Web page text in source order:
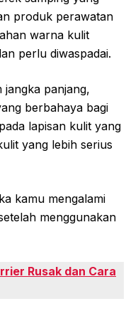
produk perawatan
warna kulit
perlu diwaspadai.
jangka panjang,
berbahaya bagi
lapisan kulit yang
yang lebih serius
kamu mengalami
menggunakan
Rusak dan Cara